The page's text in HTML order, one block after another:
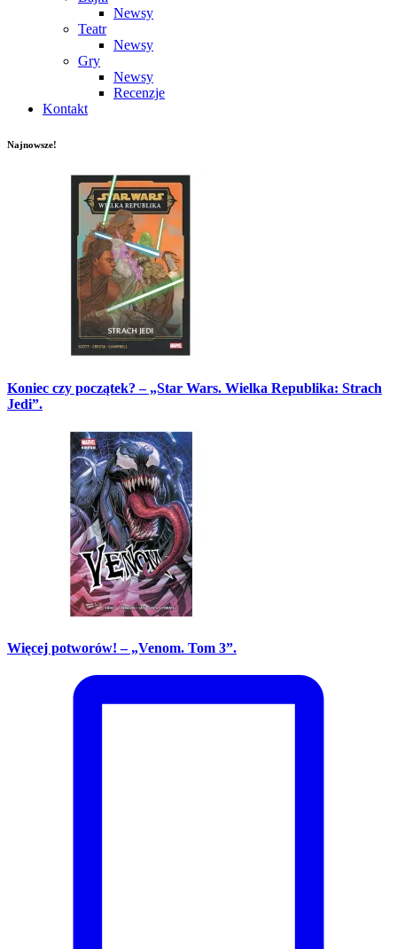
Newsy
Teatr
Newsy
Gry
Newsy
Recenzje
Kontakt
Najnowsze!
Koniec czy początek? – „Star Wars. Wielka Republika: Strach
Jedi”.
Więcej potworów! – „Venom. Tom 3”.